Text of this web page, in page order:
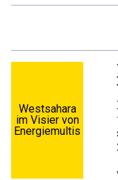
Westsahara
im Visier von
Energiemultis